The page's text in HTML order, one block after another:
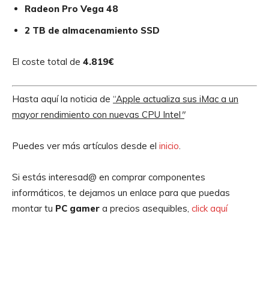
Radeon Pro Vega 48
2 TB de almacenamiento SSD
El coste total de 4.819€
Hasta aquí la noticia de “Apple actualiza sus iMac a un
mayor rendimiento con nuevas CPU Intel ″
Puedes ver más artículos desde el inicio
Si estás interesad@ en comprar componentes
informáticos, te dejamos un enlace para que puedas
montar tu PC gamer a precios asequibles, click aquí